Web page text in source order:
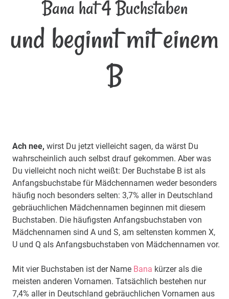
Bana hat 4 Buchstaben
und beginnt mit einem
B
Ach nee, wirst Du jetzt vielleicht sagen, da wärst Du
wahrscheinlich auch selbst drauf gekommen. Aber was
Du vielleicht noch nicht weißt: Der Buchstabe B ist als
Anfangsbuchstabe für Mädchennamen weder besonders
häufig noch besonders selten: 3,7% aller in Deutschland
gebräuchlichen Mädchennamen beginnen mit diesem
Buchstaben. Die häufigsten Anfangsbuchstaben von
Mädchennamen sind A und S, am seltensten kommen X,
U und Q als Anfangsbuchstaben von Mädchennamen vor.
Mit vier Buchstaben ist der Name Bana kürzer als die
meisten anderen Vornamen. Tatsächlich bestehen nur
7,4% aller in Deutschland gebräuchlichen Vornamen aus